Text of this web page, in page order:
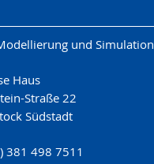
und Simulation
Haus
Straße 22
Südstadt
381 498 7511